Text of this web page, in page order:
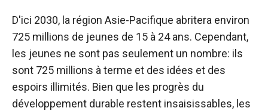
D'ici 2030, la région Asie-Pacifique abritera environ
725 millions de jeunes de 15 à 24 ans. Cependant,
les jeunes ne sont pas seulement un nombre: ils
sont 725 millions à terme et des idées et des
espoirs illimités. Bien que les progrès du
développement durable restent insaisissables, les